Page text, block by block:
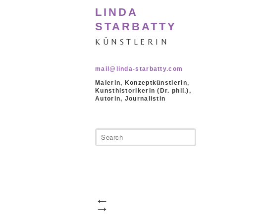
LINDA
STARBATTY
KÜNSTLERIN
mail@linda-starbatty.com
Malerin, Konzeptkünstlerin,
Kunsthistorikerin (Dr. phil.),
Autorin, Journalistin
←
→